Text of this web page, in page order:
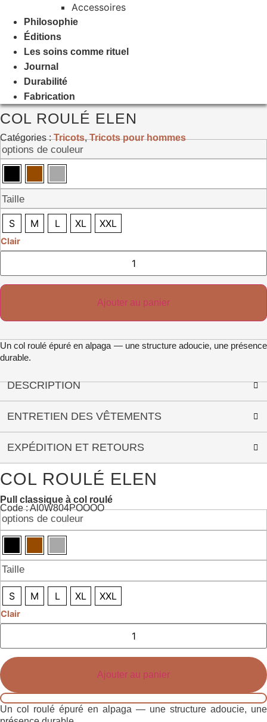
Accessoires
Philosophie
Éditions
Les soins comme rituel
Journal
Durabilité
Fabrication
COL ROULÉ ELEN
Catégories :Tricots,Tricots pour hommes
options de couleur
Taille
S M L XL XXL
Clair
Quantité
col
roulé
Elen
Ajouter au panier
Un col roulé épuré en alpaga — une structure adoucie, une présence
durable.
DESCRIPTION
ENTRETIEN DES VÊTEMENTS
EXPÉDITION ET RETOURS
COL ROULÉ ELEN
Pull classique à col roulé
Code : Al0W804POOOO
options de couleur
Taille
S M L XL XXL
Clair
Quantité
col
roulé
Elen
Ajouter au panier
Un col roulé épuré en alpaga — une structure adoucie, une